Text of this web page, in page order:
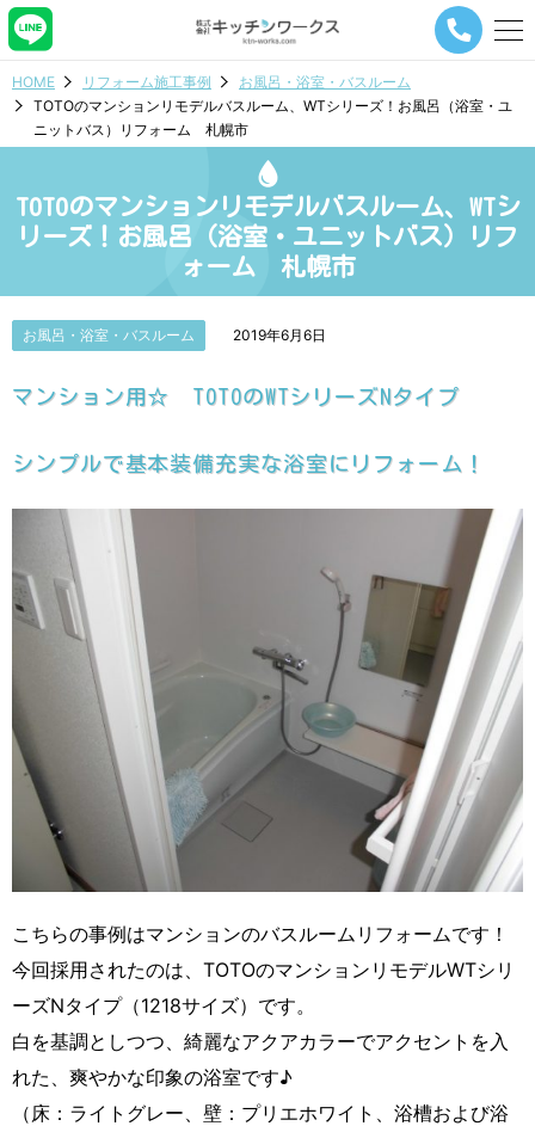
メ
ー
ビ
シ
ョ
タ
HOME リフォーム施工事例
お風呂・浴室・バスルーム
TOTOのマンションリモデルバスルーム、WTシリーズ！お風呂（浴室・ユ
ニットバス）リフォーム 札幌市
TOTOのマンションリモデルバスルーム、WTシ
リーズ！お風呂（浴室・ユニットバス）リフ
ォーム 札幌市
お風呂・浴室・バスルーム 2019年6月6日
マンション用☆ TOTOのWTシリーズNタイプ
シンプルで基本装備充実な浴室にリフォーム！
こちらの事例はマンションのバスルームリフォームです！
今回採用されたのは、TOTOのマンションリモデルWTシリ
ーズNタイプ（1218サイズ）です。
白を基調としつつ、綺麗なアクアカラーでアクセントを入
れた、爽やかな印象の浴室です♪
（床：ライトグレー、壁：プリエホワイト、浴槽および浴